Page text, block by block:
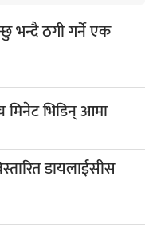
भन्दै ठगी गर्ने एक
मिनेट भिडिन् आमा
डायलाईसीस